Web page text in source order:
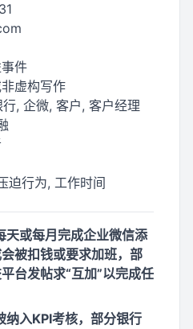
件
虚构写作
, 企微, 客户, 客户经理
迫行为, 工作时间
天或每月完成企业微信添
被扣钱或要求加班，部
台发帖求“互加”以完成任
纳入KPI考核，部分银行